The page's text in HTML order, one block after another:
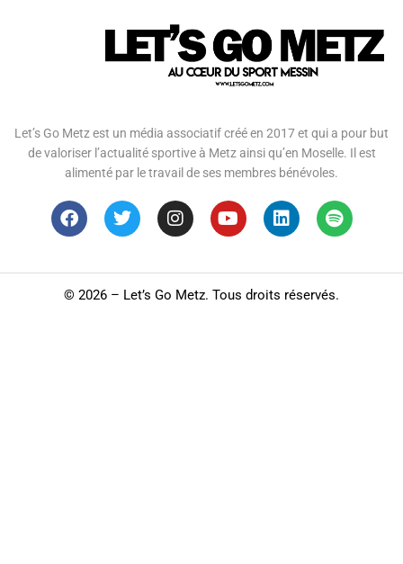
Let’s Go Metz est un média associatif créé en 2017 et qui a pour but
de valoriser l’actualité sportive à Metz ainsi qu’en Moselle. Il est
alimenté par le travail de ses membres bénévoles.
© 2026 – Let’s Go Metz. Tous droits réservés.